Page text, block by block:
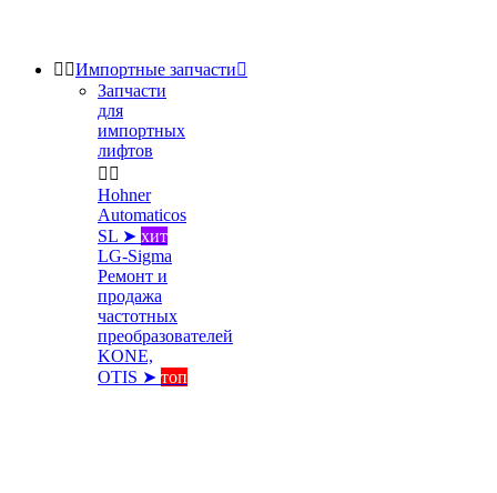
 Импортные запчасти
Запчасти
для
импортных
лифтов
 
Hohner
Automaticos
SL ➤ хит
LG-Sigma
Ремонт и
продажа
частотных
преобразователей
KONE,
OTIS ➤ топ